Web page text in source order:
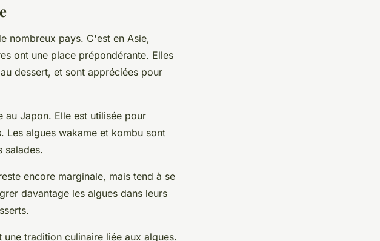
nombreux pays. C'est en Asie,
ont une place prépondérante. Elles
dessert, et sont appréciées pour
au Japon. Elle est utilisée pour
Les algues wakame et kombu sont
salades.
encore marginale, mais tend à se
davantage les algues dans leurs
tradition culinaire liée aux algues.